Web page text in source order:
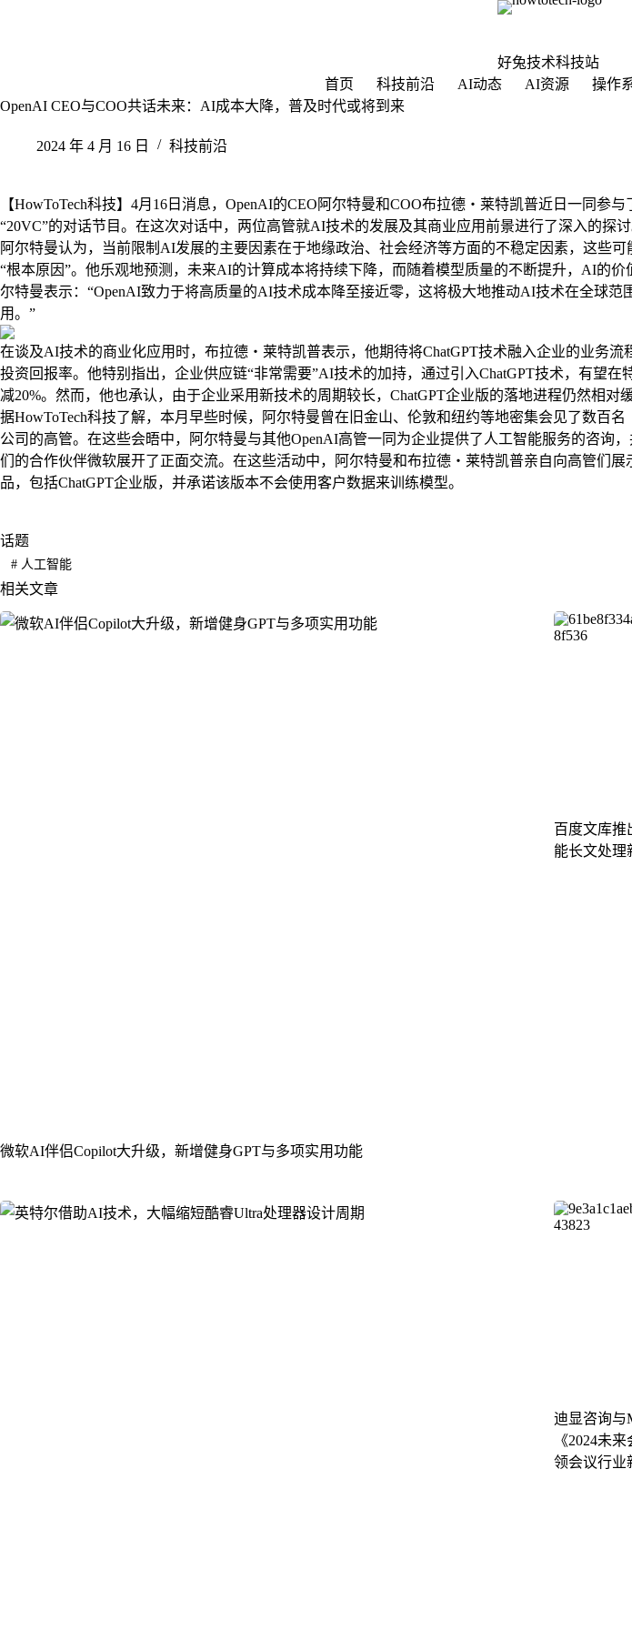
好兔技术科技站
首页
科技前沿 AI动态 AI资源 操作
OpenAI CEO与COO共话未来：AI成本大降，普及时代或将到来
2024 年 4 月 16 日 科技前沿
【HowToTech科技】4月16日消息，OpenAI的CEO阿尔特曼和COO布拉德・莱特凯普近日一同参与
“20VC”的对话节目。在这次对话中，两位高管就AI技术的发展及其商业应用前景进行了深入的探讨
阿尔特曼认为，当前限制AI发展的主要因素在于地缘政治、社会经济等方面的不稳定因素，这些
“根本原因”。他乐观地预测，未来AI的计算成本将持续下降，而随着模型质量的不断提升，AI的价
尔特曼表示：“OpenAI致力于将高质量的AI技术成本降至接近零，这将极大地推动AI技术在全球范
用。”
在谈及AI技术的商业化应用时，布拉德・莱特凯普表示，他期待将ChatGPT技术融入企业的业务流
投资回报率。他特别指出，企业供应链“非常需要”AI技术的加持，通过引入ChatGPT技术，有望在
减20%。然而，他也承认，由于企业采用新技术的周期较长，ChatGPT企业版的落地进程仍然相对缓
据HowToTech科技了解，本月早些时候，阿尔特曼曾在旧金山、伦敦和纽约等地密集会见了数百名
公司的高管。在这些会晤中，阿尔特曼与其他OpenAI高管一同为企业提供了人工智能服务的咨询
们的合作伙伴微软展开了正面交流。在这些活动中，阿尔特曼和布拉德・莱特凯普亲自向高管们展
品，包括ChatGPT企业版，并承诺该版本不会使用客户数据来训练模型。
话题
#人工智能
相关文章
微软AI伴侣Copilot大升级，新增健身GPT与多项实用功能
百度文库推
能长文处理
迪显咨询
《2024未
领会议行业